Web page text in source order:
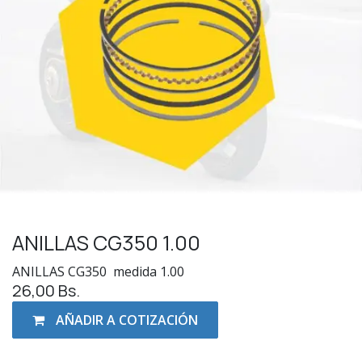
ANILLAS CG350 1.00
ANILLAS CG350 medida 1.00
26,00 Bs.
AÑADIR A COTIZACIÓN